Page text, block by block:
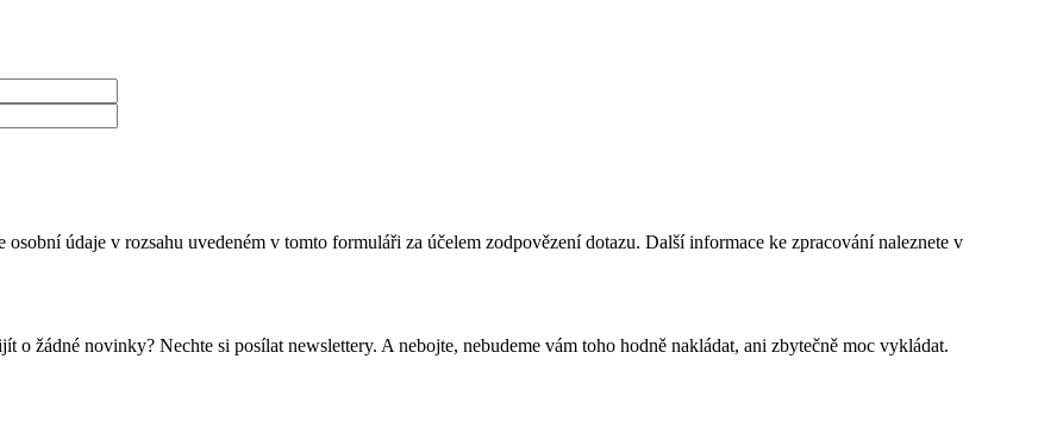
údaje v rozsahu uvedeném v tomto formuláři za účelem zodpovězení dotazu. Další informace ke zpracování naleznete v
o žádné novinky? Nechte si posílat newslettery. A nebojte, nebudeme vám toho hodně nakládat, ani zbytečně moc vykládat.